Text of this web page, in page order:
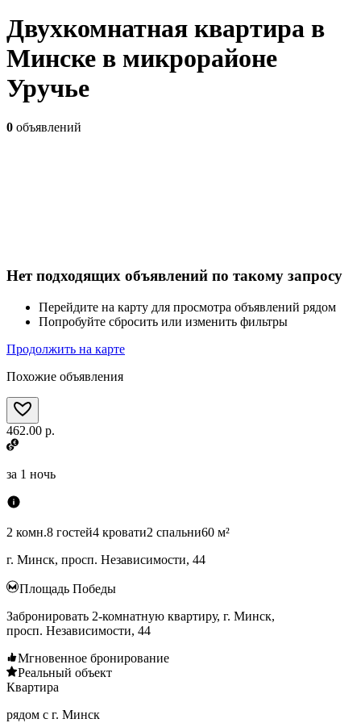
Двухкомнатная квартира в
Минске в микрорайоне
Уручье
0 объявлений
Нет подходящих объявлений по такому запросу
Перейдите на карту для просмотра объявлений рядом
Попробуйте сбросить или изменить фильтры
Продолжить на карте
Похожие объявления
462.00 р.
за 1 ночь
2 комн.8 гостей4 кровати2 спальни60 м²
г. Минск, просп. Независимости, 44
Площадь Победы
Забронировать 2-комнатную квартиру, г. Минск,
просп. Независимости, 44
Мгновенное бронирование
Реальный объект
Квартира
рядом с г. Минск